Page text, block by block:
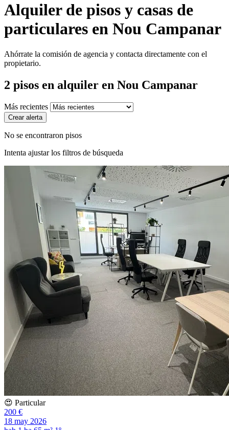
Alquiler de pisos y casas de
particulares en Nou Campanar
Ahórrate la comisión de agencia y contacta directamente con el
propietario.
2 pisos en alquiler en Nou Campanar
Más recientes
Crear alerta
No se encontraron pisos
Intenta ajustar los filtros de búsqueda
😍 Particular
200 €
18 may 2026